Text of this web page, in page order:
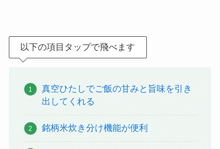
以下の項目タップで飛べます
真空ひたしでご飯の甘みと旨味を引き
出してくれる
銘柄米炊き分け機能が便利